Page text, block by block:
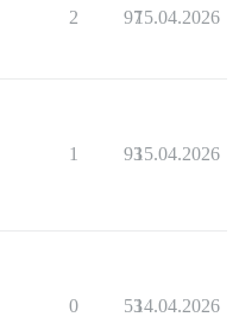
2 9715.04.2026
1 9315.04.2026
0 5314.04.2026